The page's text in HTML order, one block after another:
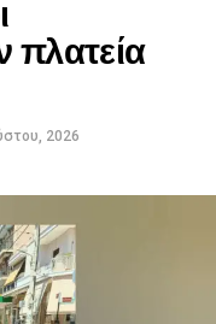
πλατεία
2026